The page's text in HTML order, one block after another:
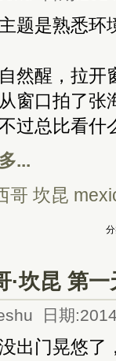
题是熟悉环
然醒，拉开
窗口拍了张
总比看什
...
哥 坎昆
·坎昆 第一
日期
出门晃悠了